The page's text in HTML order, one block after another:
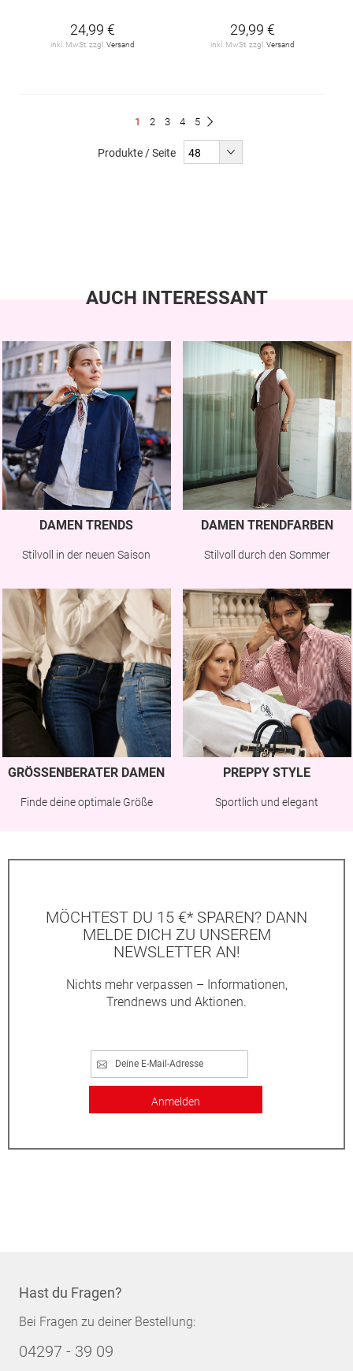
24,99 €
inkl. MwSt. zzgl. Versand
29,99 €
inkl. MwSt. zzgl. Versand
Du
1 Seite
2 Seite
3 Seite
4 Seite
5
Produkte / Seite
AUCH INTERESSANT
DAMEN TRENDS
Stilvoll in der neuen Saison
DAMEN TRENDFARBEN
Stilvoll durch den Sommer
GRÖSSENBERATER DAMEN
Finde deine optimale Größe
PREPPY STYLE
Sportlich und elegant
MÖCHTEST DU 15 €* SPAREN? DANN
MELDE DICH ZU UNSEREM
NEWSLETTER AN!
Nichts mehr verpassen – Informationen,
Trendnews und Aktionen.
Anmelden
Hast du Fragen?
Bei Fragen zu deiner Bestellung:
04297 - 39 09